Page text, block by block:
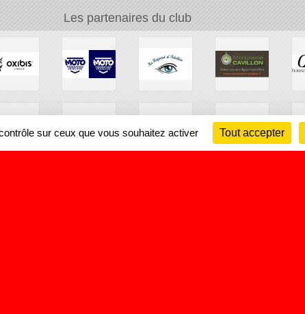
Les partenaires du club
sur ceux que vous souhaitez activer Tout accepter